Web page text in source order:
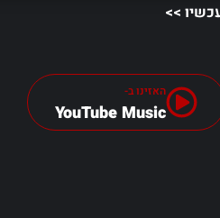
>>
האזינו ב-
YouTube Music